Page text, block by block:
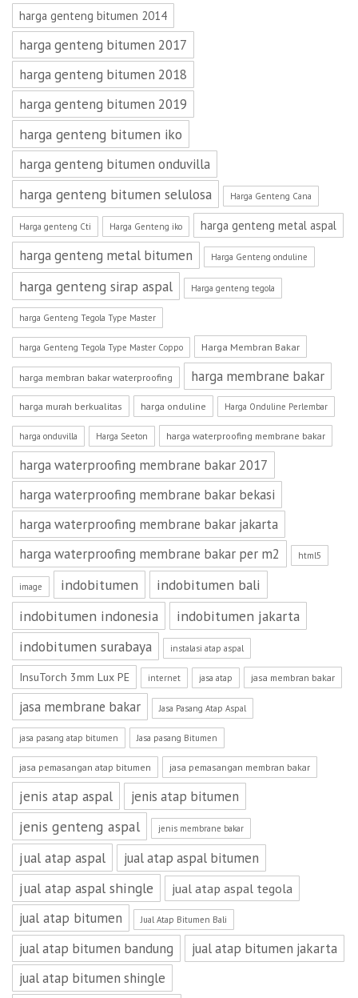
harga genteng bitumen 2014
harga genteng bitumen 2017
harga genteng bitumen 2018
harga genteng bitumen 2019
harga genteng bitumen iko
harga genteng bitumen onduvilla
harga genteng bitumen selulosa Harga Genteng Cana
Harga genteng Cti Harga Genteng iko harga genteng metal aspal
harga genteng metal bitumen Harga Genteng onduline
harga genteng sirap aspal Harga genteng tegola
harga Genteng Tegola Type Master
harga Genteng Tegola Type Master Coppo Harga Membran Bakar
harga membran bakar waterproofing harga membrane bakar
harga murah berkualitas harga onduline Harga Onduline Perlembar
harga onduvilla Harga Seeton harga waterproofing membrane bakar
harga waterproofing membrane bakar 2017
harga waterproofing membrane bakar bekasi
harga waterproofing membrane bakar jakarta
harga waterproofing membrane bakar per m2
html5
image indobitumen
indobitumen bali
indobitumen indonesia
indobitumen jakarta
indobitumen surabaya
instalasi atap aspal
InsuTorch 3mm Lux PE internet jasa atap jasa membran bakar
jasa membrane bakar Jasa Pasang Atap Aspal
jasa pasang atap bitumen Jasa pasang Bitumen
jasa pemasangan atap bitumen jasa pemasangan membran bakar
jenis atap aspal jenis atap bitumen
jenis genteng aspal jenis membrane bakar
jual atap aspal jual atap aspal bitumen
jual atap aspal shingle jual atap aspal tegola
jual atap bitumen Jual Atap Bitumen Bali
jual atap bitumen bandung
jual atap bitumen jakarta
jual atap bitumen shingle